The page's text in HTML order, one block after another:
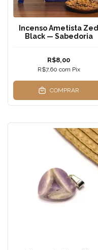
Incenso Ametista Zed
Black — Sabedoria
R$8,00
R$7,60 com Pix
COMPRAR